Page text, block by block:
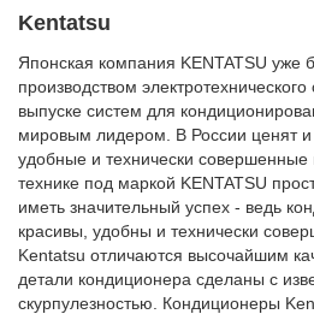
Kentatsu
Японская компания KENTATSU уже
производством
выпуске систем для
мировым лидером. В России ценят и
удобные и технически совершенные
технике под маркой KENTATSU
иметь значительный успех - ведь
красивы, удобны и технически
Kentatsu отличаются высочайшим
детали кондиционера сделаны с
скурпулезностью. Кондиционеры